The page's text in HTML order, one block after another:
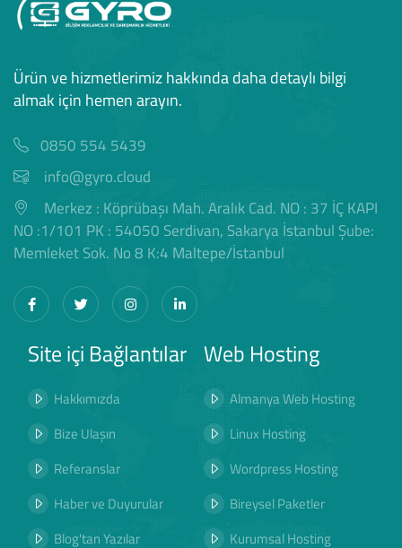
Ürün ve hizmetlerimiz hakkında daha detaylı bilgi
almak için hemen arayın.
0850 554 5439
info@gyro.cloud
Merkez : Köprübaşı Mah. Aralık Cad. NO : 37 İÇ KAPI
NO :1/101 PK : 54050 Serdivan, Sakarya İstanbul Şube:
Memleket Sok. No 8 K:4 Maltepe/İstanbul
Site içi Bağlantılar
Hakkımızda
Bize Ulaşın
Referanslar
Haber ve Duyurular
Blog'tan Yazılar
Web Hosting
Almanya Web Hosting
Linux Hosting
Wordpress Hosting
Bireysel Paketler
Kurumsal Hosting